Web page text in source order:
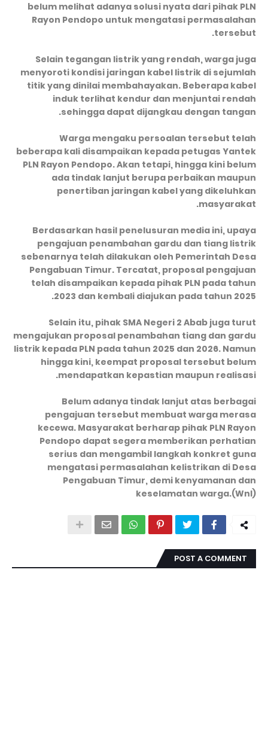
belum melihat adanya solusi nyata dari pihak PLN
Rayon Pendopo untuk mengatasi permasalahan
tersebut.
Selain tegangan listrik yang rendah, warga juga
menyoroti kondisi jaringan kabel listrik di sejumlah
titik yang dinilai membahayakan. Beberapa kabel
induk terlihat kendur dan menjuntai rendah
sehingga dapat dijangkau dengan tangan.
Warga mengaku persoalan tersebut telah
beberapa kali disampaikan kepada petugas Yantek
PLN Rayon Pendopo. Akan tetapi, hingga kini belum
ada tindak lanjut berupa perbaikan maupun
penertiban jaringan kabel yang dikeluhkan
masyarakat.
Berdasarkan hasil penelusuran media ini, upaya
pengajuan penambahan gardu dan tiang listrik
sebenarnya telah dilakukan oleh Pemerintah Desa
Pengabuan Timur. Tercatat, proposal pengajuan
telah disampaikan kepada pihak PLN pada tahun
2023 dan kembali diajukan pada tahun 2025.
Selain itu, pihak SMA Negeri 2 Abab juga turut
mengajukan proposal penambahan tiang dan gardu
listrik kepada PLN pada tahun 2025 dan 2026. Namun
hingga kini, keempat proposal tersebut belum
mendapatkan kepastian maupun realisasi.
Belum adanya tindak lanjut atas berbagai
pengajuan tersebut membuat warga merasa
kecewa. Masyarakat berharap pihak PLN Rayon
Pendopo dapat segera memberikan perhatian
serius dan mengambil langkah konkret guna
mengatasi permasalahan kelistrikan di Desa
Pengabuan Timur, demi kenyamanan dan
keselamatan warga.(Wnl)
POST A COMMENT